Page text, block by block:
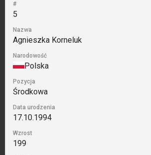
#
5
Nazwa
Agnieszka Korneluk
Narodowość
Polska
Pozycja
Środkowa
Data urodzenia
17.10.1994
Wzrost
199